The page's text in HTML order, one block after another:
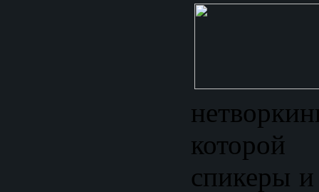
спикеры